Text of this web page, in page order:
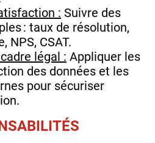
: Suivre des
: taux de résolution,
NPS, CSAT.
légal : Appliquer les
des données et les
pour sécuriser